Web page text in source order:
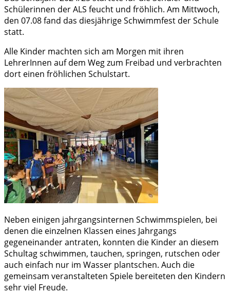
Schülerinnen der ALS feucht und fröhlich. Am Mittwoch,
den 07.08 fand das diesjährige Schwimmfest der Schule
statt.
Alle Kinder machten sich am Morgen mit ihren
LehrerInnen auf dem Weg zum Freibad und verbrachten
dort einen fröhlichen Schulstart.
Neben einigen jahrgangsinternen Schwimmspielen, bei
denen die einzelnen Klassen eines Jahrgangs
gegeneinander antraten, konnten die Kinder an diesem
Schultag schwimmen, tauchen, springen, rutschen oder
auch einfach nur im Wasser plantschen. Auch die
gemeinsam veranstalteten Spiele bereiteten den Kindern
sehr viel Freude.